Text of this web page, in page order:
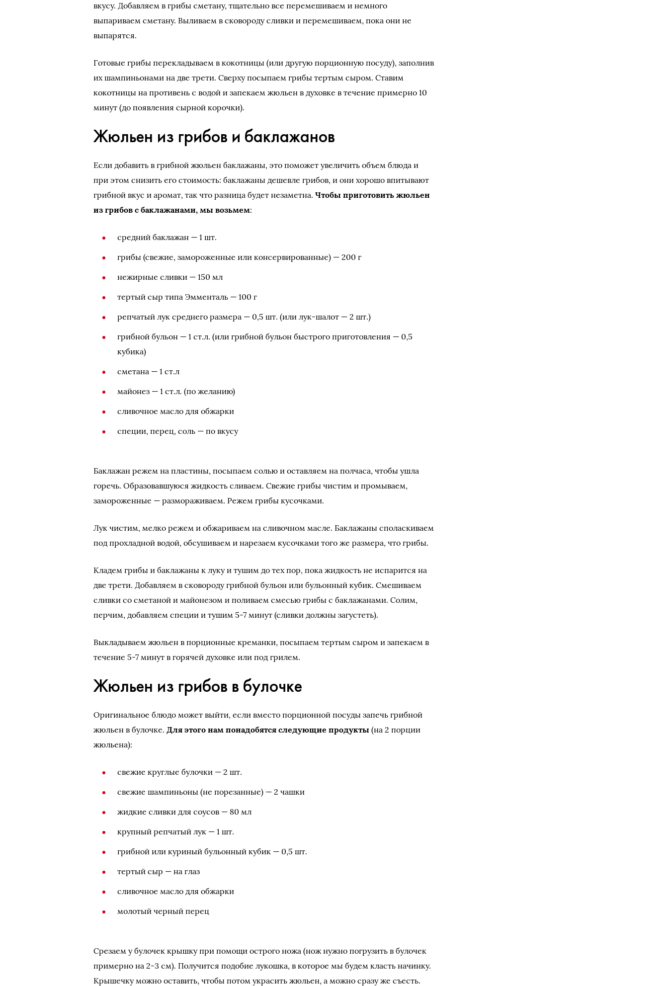
вкусу. Добавляем в грибы сметану, тщательно все перемешиваем и немного
выпариваем сметану. Выливаем в сковороду сливки и перемешиваем, пока они не
выпарятся.
Готовые грибы перекладываем в кокотницы (или другую порционную посуду), заполнив
их шампиньонами на две трети. Сверху посыпаем грибы тертым сыром. Ставим
кокотницы на противень с водой и запекаем жюльен в духовке в течение примерно 10
минут (до появления сырной корочки).
Жюльен из грибов и баклажанов
Если добавить в грибной жюльен баклажаны, это поможет увеличить объем блюда и
при этом снизить его стоимость: баклажаны дешевле грибов, и они хорошо впитывают
грибной вкус и аромат, так что разница будет незаметна.Чтобы приготовить жюльен
из грибов с баклажанами, мы возьмем:
средний баклажан — 1 шт.
грибы (свежие, замороженные или консервированные) — 200 г
нежирные сливки — 150 мл
тертый сыр типа Эмменталь — 100 г
репчатый лук среднего размера — 0,5 шт. (или лук-шалот — 2 шт.)
грибной бульон — 1 ст.л. (или грибной бульон быстрого приготовления — 0,5
кубика)
сметана — 1 ст.л
майонез — 1 ст.л. (по желанию)
сливочное масло для обжарки
специи, перец, соль — по вкусу
Баклажан режем на пластины, посыпаем солью и оставляем на полчаса, чтобы ушла
горечь. Образовавшуюся жидкость сливаем. Свежие грибы чистим и промываем,
замороженные — размораживаем. Режем грибы кусочками.
Лук чистим, мелко режем и обжариваем на сливочном масле. Баклажаны споласкиваем
под прохладной водой, обсушиваем и нарезаем кусочками того же размера, что грибы.
Кладем грибы и баклажаны к луку и тушим до тех пор, пока жидкость не испарится на
две трети. Добавляем в сковороду грибной бульон или бульонный кубик. Смешиваем
сливки со сметаной и майонезом и поливаем смесью грибы с баклажанами. Солим,
перчим, добавляем специи и тушим 5-7 минут (сливки должны загустеть).
Выкладываем жюльен в порционные креманки, посыпаем тертым сыром и запекаем в
течение 5-7 минут в горячей духовке или под грилем.
Жюльен из грибов в булочке
Оригинальное блюдо может выйти, если вместо порционной посуды запечь грибной
жюльен в булочке.Для этого нам понадобятся следующие продукты (на 2 порции
жюльена):
свежие круглые булочки — 2 шт.
свежие шампиньоны (не порезанные) — 2 чашки
жидкие сливки для соусов — 80 мл
крупный репчатый лук — 1 шт.
грибной или куриный бульонный кубик — 0,5 шт.
тертый сыр — на глаз
сливочное масло для обжарки
молотый черный перец
Срезаем у булочек крышку при помощи острого ножа (нож нужно погрузить в булочек
примерно на 2-3 см). Получится подобие лукошка, в которое мы будем класть начинку.
Крышечку можно оставить, чтобы потом украсить жюльен, а можно сразу же съесть.